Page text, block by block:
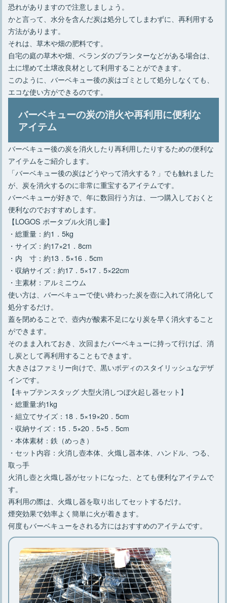
恐れがありますので注意しましょう。
かと言って、水分を含んだ炭は処分してしまわずに、再利用する
方法があります。
それは、草木や畑の肥料です。
自宅の庭の草木や畑、ベランダのプランターなどがある場合は、
土に埋めて土壌改良材として利用することができます。
このように、バーベキュー後の炭はゴミとして処分しなくても、
エコな使い方ができるのです。
バーベキューの炭の消火や再利用に便利な
アイテム
バーベキュー後の炭を消火したり再利用したりするための便利な
アイテムをご紹介します。
「バーベキュー後の炭はどうやって消火する？」でも触れました
が、炭を消火するのに非常に重宝するアイテムです。
バーベキューが好きで、年に数回行う方は、一つ購入しておくと
便利なのでおすすめします。
【LOGOS ポータブル火消し壷】
・総重量：約1．5kg
・サイズ：約17×21．8cm
・内 寸：約13．5×16．5cm
・収納サイズ：約17．5×17．5×22cm
・主素材：アルミニウム
使い方は、バーベキューで使い終わった炭を壺に入れて消化して
処分するだけ。
蓋を閉めることで、壺内が酸素不足になり炭を早く消火すること
ができます。
そのまま入れておき、次回またバーベキューに持って行けば、消
し炭として再利用することもできます。
大きさはファミリー向けで、黒いボディのスタイリッシュなデザ
インです。
【キャプテンスタッグ 大型火消しつぼ火起し器セット】
・総重量:約1kg
・組立てサイズ：18．5×19×20．5cm
・収納サイズ：15．5×20．5×5．5cm
・本体素材：鉄（めっき）
・セット内容：火消し壺本体、火熾し器本体、ハンドル、つる、
取っ手
火消し壺と火熾し器がセットになった、とても便利なアイテムで
す。
再利用の際は、火熾し器を取り出してセットするだけ。
煙突効果で効率よく簡単に火が着きます。
何度もバーベキューをされる方にはおすすめのアイテムです。